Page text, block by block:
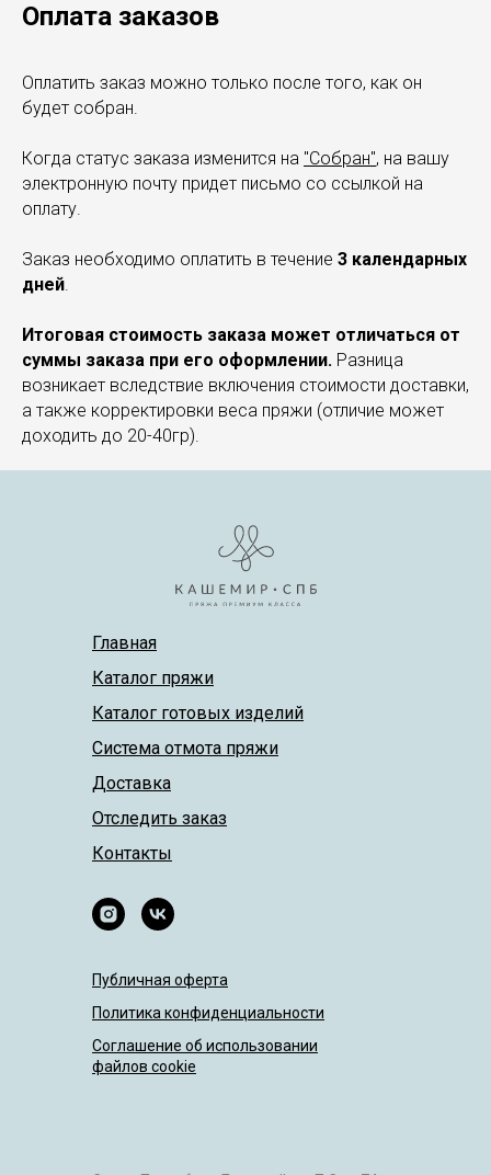
Оплата заказов
Оплатить заказ можно только после того, как он
будет собран.
Когда статус заказа изменится на "Собран", на вашу
электронную почту придет письмо со ссылкой на
оплату.
Заказ необходимо оплатить в течение 3 календарных
дней.
Итоговая стоимость заказа может отличаться от
суммы заказа при его оформлении. Разница
возникает вследствие включения стоимости доставки,
а также корректировки веса пряжи (отличие может
доходить до 20-40гр).
Главная
Публичная оферта
Политика конфиденциальности
Соглашение об использовании
файлов cookie
Система отмота пряжи
Доставка
Каталог готовых изделий
Отследить заказ
Контакты
Каталог пряжи